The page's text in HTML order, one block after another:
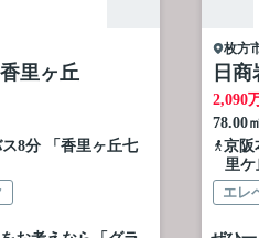
里ヶ丘
ス8分 「香里ヶ丘七
枚方
日
2,090
78.00
京阪
里ケ
エレ